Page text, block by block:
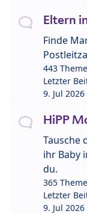
Eltern
Finde
443
Letzter
9. Jul 2026
HiPP
Tausche
ihr Baby
du.
365
Letzter
9. Jul